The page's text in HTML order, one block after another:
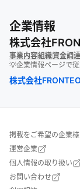
企業情報
株式会社
事業内容組織資金調達
💡企業情報ページで
株式会社FRONTEO
掲載をご希望の企業
運営企業
個人情報の取り扱い
お問い合わせ